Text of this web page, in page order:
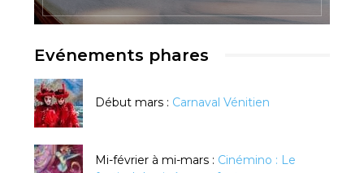
Evénements phares
Début mars : Carnaval Vénitien
Mi-février à mi-mars : Cinémino : Le